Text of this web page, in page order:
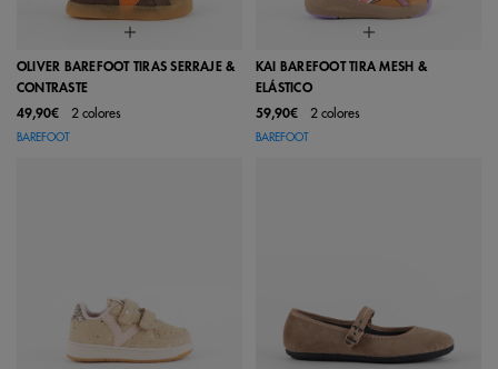
OLIVER BAREFOOT TIRAS SERRAJE &
CONTRASTE
49,90€
2 colores
BAREFOOT
KAI BAREFOOT TIRA MESH &
ELÁSTICO
59,90€
2 colores
BAREFOOT